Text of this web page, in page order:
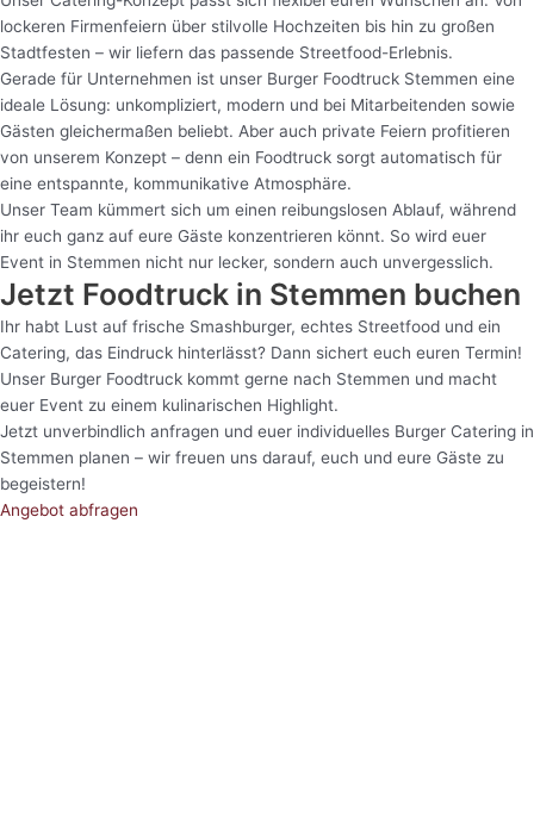
lockeren Firmenfeiern über stilvolle Hochzeiten bis hin zu großen
Stadtfesten – wir liefern das passende Streetfood-Erlebnis.
Gerade für Unternehmen ist unser Burger Foodtruck Stemmen eine
ideale Lösung: unkompliziert, modern und bei Mitarbeitenden sowie
Gästen gleichermaßen beliebt. Aber auch private Feiern profitieren
von unserem Konzept – denn ein Foodtruck sorgt automatisch für
eine entspannte, kommunikative Atmosphäre.
Unser Team kümmert sich um einen reibungslosen Ablauf, während
ihr euch ganz auf eure Gäste konzentrieren könnt. So wird euer
Event in Stemmen nicht nur lecker, sondern auch unvergesslich.
Jetzt Foodtruck in Stemmen buchen
Ihr habt Lust auf frische Smashburger, echtes Streetfood und ein
Catering, das Eindruck hinterlässt? Dann sichert euch euren Termin!
Unser Burger Foodtruck kommt gerne nach Stemmen und macht
euer Event zu einem kulinarischen Highlight.
Jetzt unverbindlich anfragen und euer individuelles Burger Catering in
Stemmen planen – wir freuen uns darauf, euch und eure Gäste zu
begeistern!
Angebot abfragen